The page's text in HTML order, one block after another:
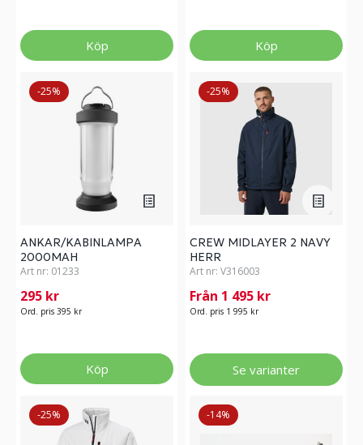
Köp Köp
-25%
ANKAR/KABINLAMPA
2000MAH
Art nr: 01233
295 kr
Ord. pris 395 kr
Köp
-25%
CREW MIDLAYER 2 NAVY
HERR
Art nr: V316003
Från 1 495 kr
Ord. pris 1 995 kr
Se varianter
-25% -14%